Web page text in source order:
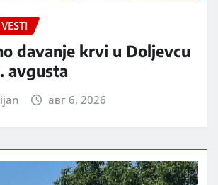
VESTI
davanje krvi u Doljevcu
avgusta
авг 6, 2026